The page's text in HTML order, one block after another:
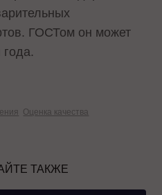
ГОСТом он может
Оценка качества
ТАКЖЕ